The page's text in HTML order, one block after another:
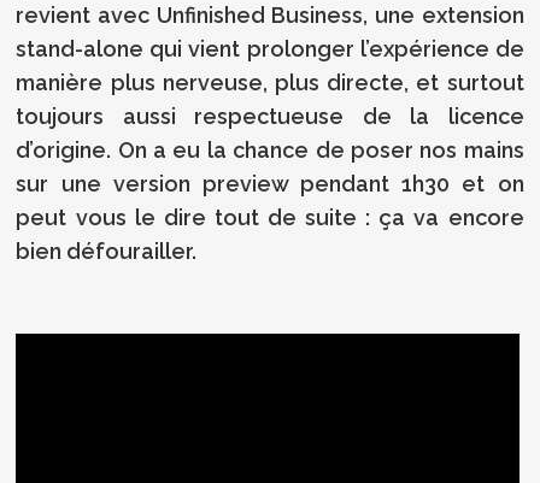
revient avec Unfinished Business, une extension
stand-alone qui vient prolonger l’expérience de
manière plus nerveuse, plus directe, et surtout
toujours aussi respectueuse de la licence
d’origine. On a eu la chance de poser nos mains
sur une version preview pendant 1h30 et on
peut vous le dire tout de suite : ça va encore
bien défourailler.